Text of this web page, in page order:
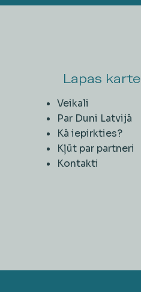
Lapas karte
Veikali
Par Duni Latvijā
Kā iepirkties?
Kļūt par partneri
Kontakti